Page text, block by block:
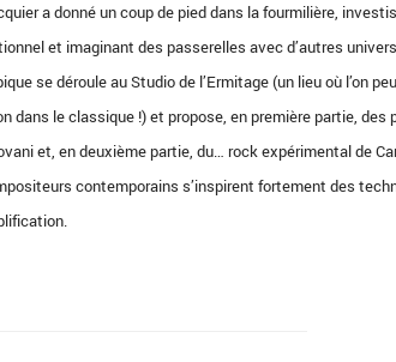
a donné un coup de pied dans la fourmilière,
et imaginant des passerelles avec d’autres
se déroule au Studio de l’Ermitage (un lieu où l’on
dans le classique !) et propose, en première partie, des
et, en deuxième partie, du… rock expérimental de
contemporains s’inspirent fortement des